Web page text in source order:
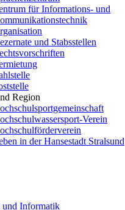
für Informations- und
und Stabsstellen
Region
Verein
in der Hansestadt Stralsund
Informatik